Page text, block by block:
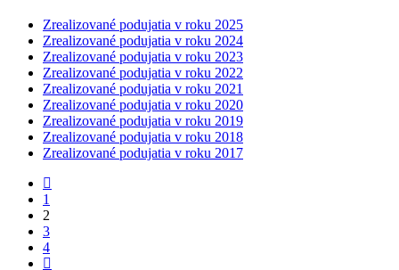
Zrealizované podujatia v roku 2025
Zrealizované podujatia v roku 2024
Zrealizované podujatia v roku 2023
Zrealizované podujatia v roku 2022
Zrealizované podujatia v roku 2021
Zrealizované podujatia v roku 2020
Zrealizované podujatia v roku 2019
Zrealizované podujatia v roku 2018
Zrealizované podujatia v roku 2017
1
2
3
4